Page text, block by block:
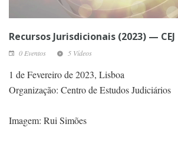
Recursos Jurisdicionais (2023) — CEJ
0 Eventos 5 Vídeos
1 de Fevereiro de 2023, Lisboa
Organização: Centro de Estudos Judiciários
Imagem: Rui Simões